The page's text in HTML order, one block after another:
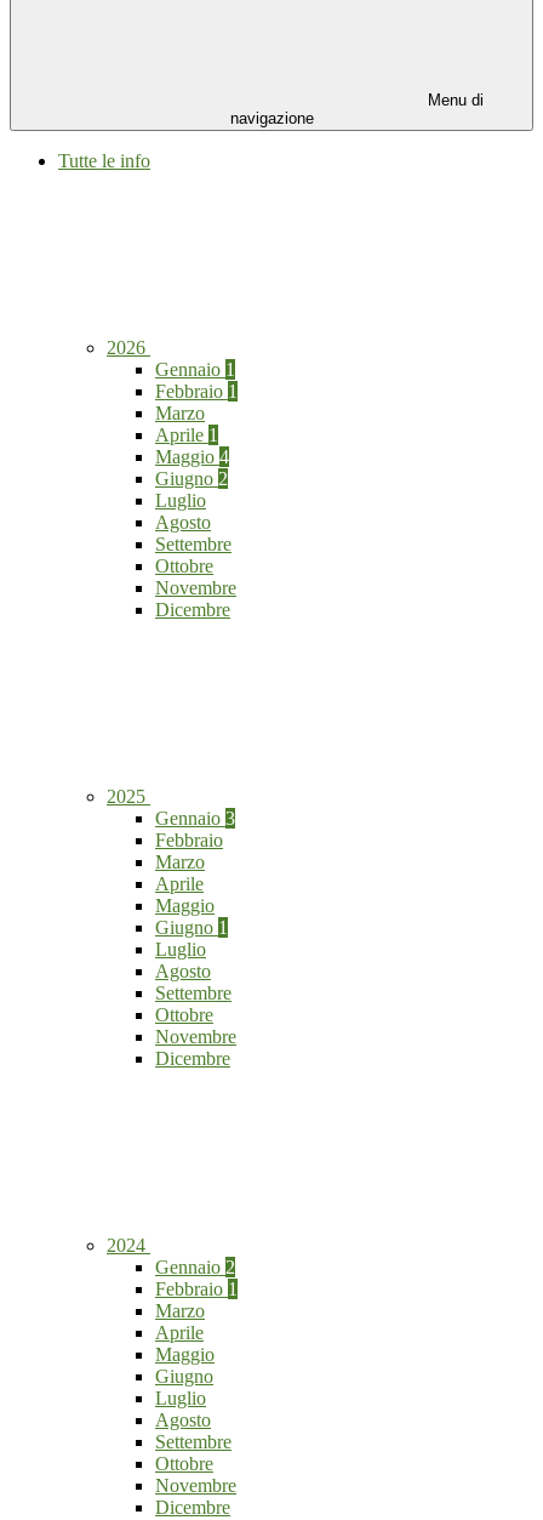
Menu di
navigazione
Tutte le info
2026
Gennaio 1
Febbraio 1
Marzo
Aprile 1
Maggio 4
Giugno 2
Luglio
Agosto
Settembre
Ottobre
Novembre
Dicembre
2025
Gennaio 3
Febbraio
Marzo
Aprile
Maggio
Giugno 1
Luglio
Agosto
Settembre
Ottobre
Novembre
Dicembre
2024
Gennaio 2
Febbraio 1
Marzo
Aprile
Maggio
Giugno
Luglio
Agosto
Settembre
Ottobre
Novembre
Dicembre